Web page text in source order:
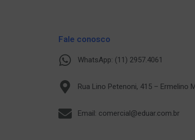
Fale conosco
WhatsApp: (11) 2957.4061
Rua Lino Petenoni, 415 – Ermelino
Email: comercial@eduar.com.br